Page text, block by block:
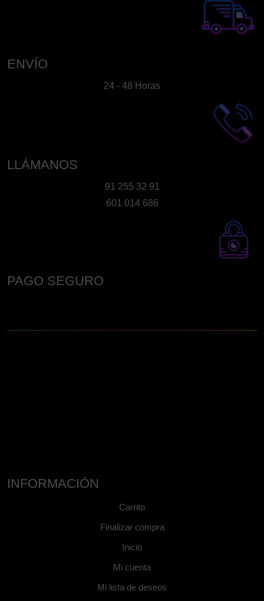
página
ENVÍO
24 - 48 Horas
LLÁMANOS
91 255 32 91
601 014 686
PAGO SEGURO
INFORMACIÓN
Carrito
Finalizar compra
Inicio
Mi cuenta
Mi lista de deseos